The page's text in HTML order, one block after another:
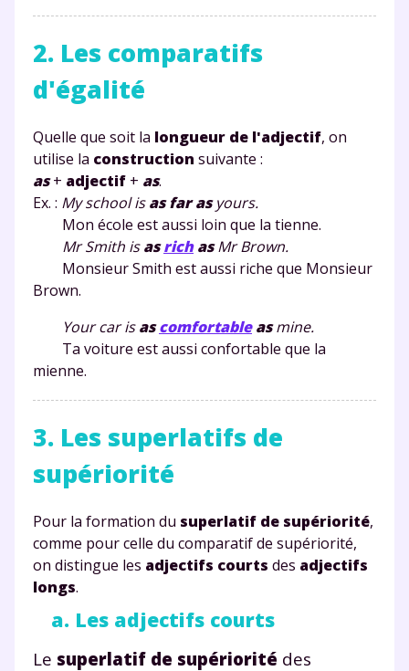
2. Les comparatifs
d'égalité
Quelle que soit la longueur de l'adjectif, on
utilise la construction suivante :
as+ adjectif + as.
Ex. : Myschoolisas far asyours.
Mon école est aussi loin que la tienne.
Mr Smith isas rich asMr Brown.
Monsieur Smith est aussi riche que Monsieur
Brown.
Your car isas comfortable asmine.
Ta voiture est aussi confortable que la
mienne.
3. Les superlatifs de
supériorité
Pour la formation du superlatif de supériorité,
comme pour celle du comparatif de supériorité,
on distingue les adjectifs courts des adjectifs
longs.
a. Les adjectifs courts
Le superlatif de supériorité des